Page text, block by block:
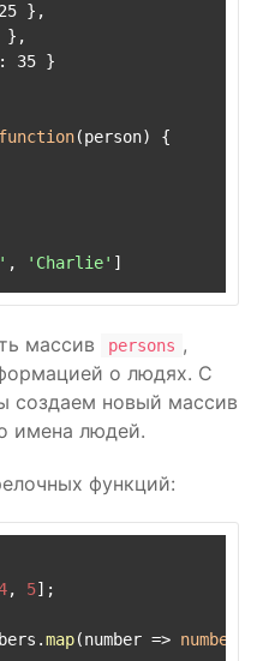
},
},
35 }
function(person) {
, 'Charlie'
массив persons ,
о людях. С
создаем новый массив
имена людей.
функций:
, 5];
map(number => number